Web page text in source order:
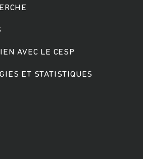
AVEC LE CESP
ET STATISTIQUES